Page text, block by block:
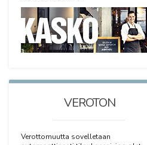
VEROTON
Verottomuutta sovelletaan